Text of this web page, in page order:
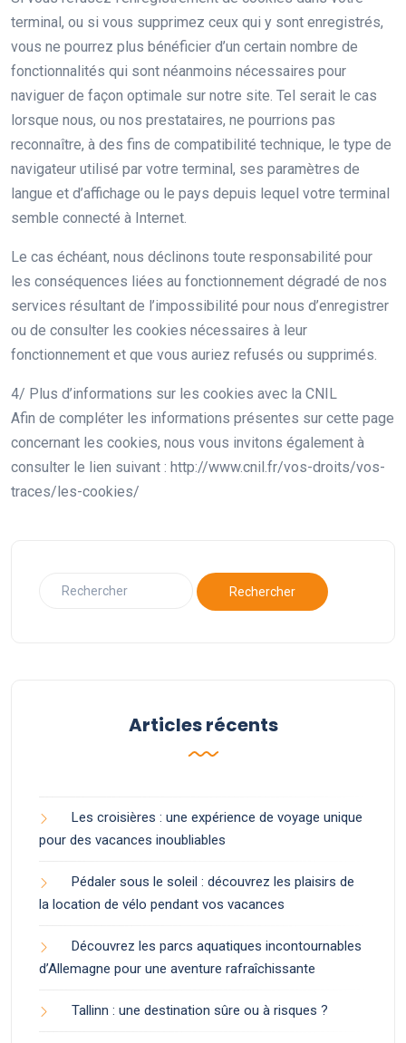
terminal, ou si vous supprimez ceux qui y sont enregistrés,
vous ne pourrez plus bénéficier d’un certain nombre de
fonctionnalités qui sont néanmoins nécessaires pour
naviguer de façon optimale sur notre site. Tel serait le cas
lorsque nous, ou nos prestataires, ne pourrions pas
reconnaître, à des fins de compatibilité technique, le type de
navigateur utilisé par votre terminal, ses paramètres de
langue et d’affichage ou le pays depuis lequel votre terminal
semble connecté à Internet.
Le cas échéant, nous déclinons toute responsabilité pour
les conséquences liées au fonctionnement dégradé de nos
services résultant de l’impossibilité pour nous d’enregistrer
ou de consulter les cookies nécessaires à leur
fonctionnement et que vous auriez refusés ou supprimés.
4/ Plus d’informations sur les cookies avec la CNIL
Afin de compléter les informations présentes sur cette page
concernant les cookies, nous vous invitons également à
consulter le lien suivant : http://www.cnil.fr/vos-droits/vos-
traces/les-cookies/
Articles récents
Les croisières : une expérience de voyage unique
pour des vacances inoubliables
Pédaler sous le soleil : découvrez les plaisirs de
la location de vélo pendant vos vacances
Découvrez les parcs aquatiques incontournables
d’Allemagne pour une aventure rafraîchissante
Tallinn : une destination sûre ou à risques ?